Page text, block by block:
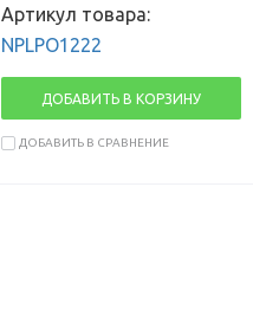
Артикул товара:
NPLPO1222
ДОБАВИТЬ В КОРЗИНУ
ДОБАВИТЬ В СРАВНЕНИЕ